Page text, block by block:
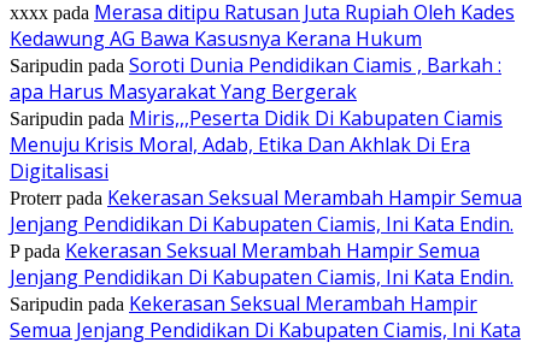
xxxx pada Merasa ditipu Ratusan Juta Rupiah Oleh Kades
Kedawung AG Bawa Kasusnya Kerana Hukum
Saripudin pada Soroti Dunia Pendidikan Ciamis , Barkah :
apa Harus Masyarakat Yang Bergerak
Saripudin pada Miris,,,Peserta Didik Di Kabupaten Ciamis
Menuju Krisis Moral, Adab, Etika Dan Akhlak Di Era
Digitalisasi
Proterrpada Kekerasan Seksual Merambah Hampir Semua
Jenjang Pendidikan Di Kabupaten Ciamis, Ini Kata Endin.
Ppada Kekerasan Seksual Merambah Hampir Semua
Jenjang Pendidikan Di Kabupaten Ciamis, Ini Kata Endin.
Saripudin pada Kekerasan Seksual Merambah Hampir
Semua Jenjang Pendidikan Di Kabupaten Ciamis, Ini Kata